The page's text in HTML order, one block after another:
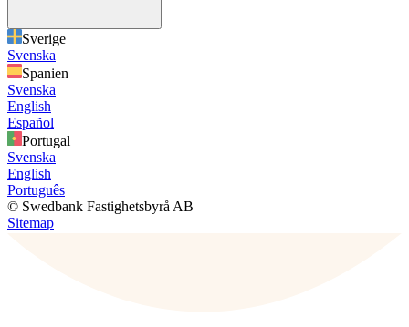
Sverige
Svenska
Spanien
Svenska
English
Español
Portugal
Svenska
English
Português
© Swedbank Fastighetsbyrå AB
Sitemap